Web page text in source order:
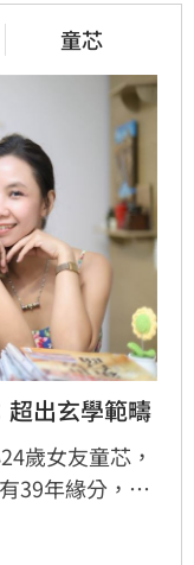
童芯
超出玄學範疇
歲女友童芯，
39年緣分，引
起底，包括多